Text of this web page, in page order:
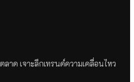
าด เจาะลึกเทรนด์ความเคลื่อนไหว